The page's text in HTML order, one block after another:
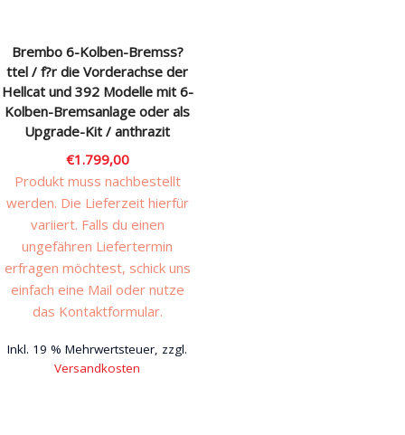
gewählt
werden
Brembo 6-Kolben-Bremss?
ttel / f?r die Vorderachse der
Hellcat und 392 Modelle mit 6-
Kolben-Bremsanlage oder als
Upgrade-Kit / anthrazit
€1.799,00
Produkt muss nachbestellt
werden. Die Lieferzeit hierfür
variiert. Falls du einen
ungefähren Liefertermin
erfragen möchtest, schick uns
einfach eine Mail oder nutze
das Kontaktformular.
Inkl. 19 % Mehrwertsteuer, zzgl.
Versandkosten